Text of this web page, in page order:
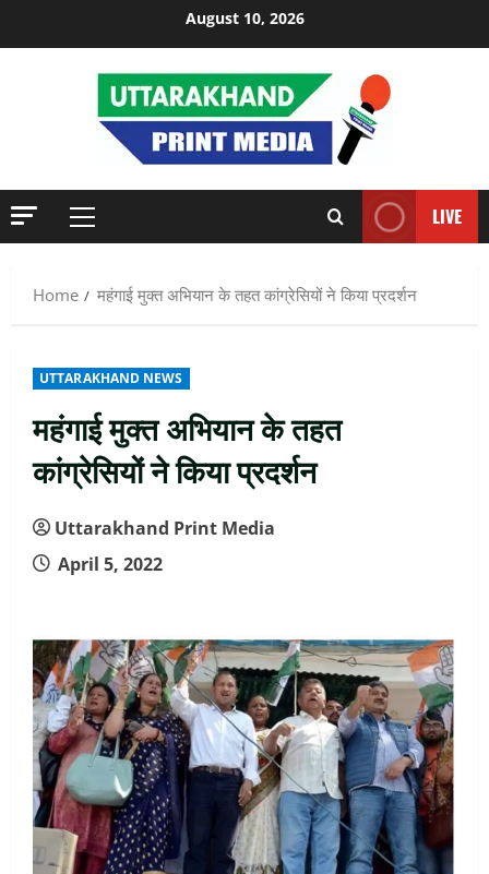
August 10, 2026
Primary
LIVE
Home महंगाई मुक्त अभियान के तहत कांग्रेसियों ने किया प्रदर्शन
UTTARAKHAND NEWS
महंगाई मुक्त अभियान के तहत
कांग्रेसियों ने किया प्रदर्शन
Uttarakhand Print Media
April 5, 2022